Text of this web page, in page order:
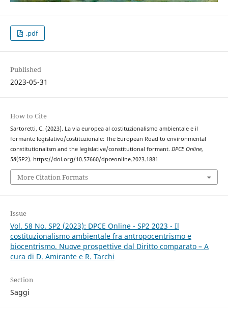
.pdf
Published
2023-05-31
How to Cite
Sartoretti, C. (2023). La via europea al costituzionalismo ambientale e il
formante legislativo/costituzionale: The European Road to environmental
constitutionalism and the legislative/constitutional formant. DPCE Online,
58(SP2). https://doi.org/10.57660/dpceonline.2023.1881
More Citation Formats
Issue
Vol. 58 No. SP2 (2023): DPCE Online - SP2 2023 - Il
costituzionalismo ambientale fra antropocentrismo e
biocentrismo. Nuove prospettive dal Diritto comparato – A
cura di D. Amirante e R. Tarchi
Section
Saggi